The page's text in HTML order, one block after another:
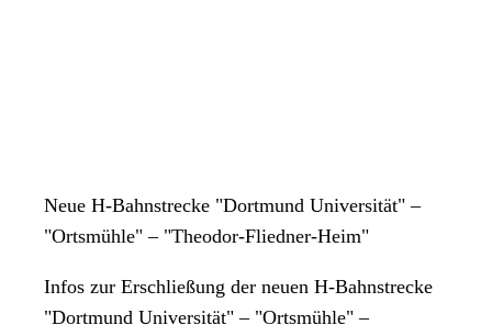
Neue H-Bahnstrecke "Dortmund Universität" –
"Ortsmühle" – "Theodor-Fliedner-Heim"
Infos zur Erschließung der neuen H-Bahnstrecke
"Dortmund Universität" – "Ortsmühle" –